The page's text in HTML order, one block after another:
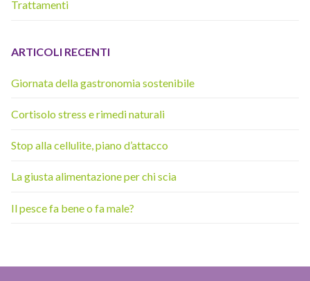
Trattamenti
ARTICOLI RECENTI
Giornata della gastronomia sostenibile
Cortisolo stress e rimedi naturali
Stop alla cellulite, piano d’attacco
La giusta alimentazione per chi scia
Il pesce fa bene o fa male?